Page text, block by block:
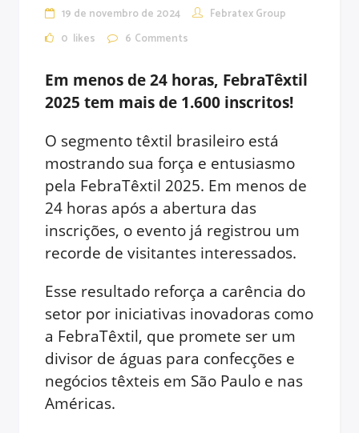
19 de novembro de 2024
Febratex Group
0 likes 6 Comments
Em menos de 24 horas, FebraTêxtil
2025 tem mais de 1.600 inscritos!
O segmento têxtil brasileiro está
mostrando sua força e entusiasmo
pela FebraTêxtil 2025. Em menos de
24 horas após a abertura das
inscrições, o evento já registrou um
recorde de visitantes interessados.
Esse resultado reforça a carência do
setor por iniciativas inovadoras como
a FebraTêxtil, que promete ser um
divisor de águas para confecções e
negócios têxteis em São Paulo e nas
Américas.